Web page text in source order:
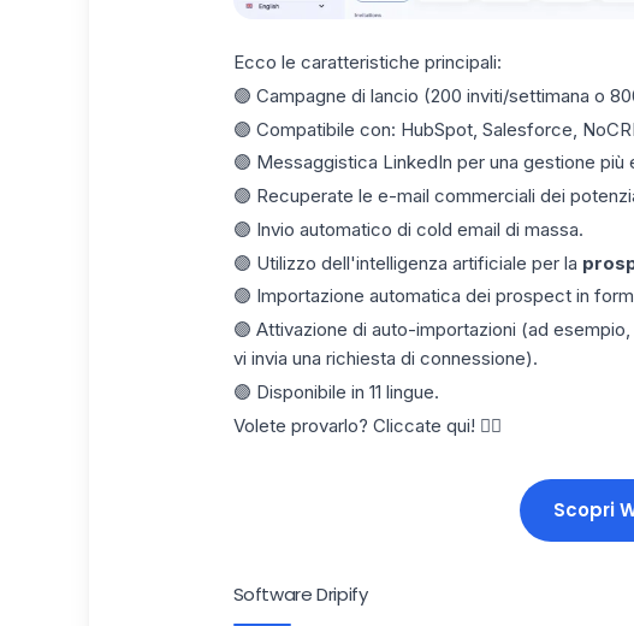
Ecco le caratteristiche principali:
🟣 Campagne di lancio (200 inviti/settimana o
🟣 Compatibile con: HubSpot, Salesforce,
🟣 Messaggistica LinkedIn per una gestione
🟣 Recuperate le e-mail commerciali dei
🟣 Invio automatico di cold email di massa.
🟣 Utilizzo dell'intelligenza artificiale per la
🟣 Importazione automatica dei prospect in
🟣 Attivazione di auto-importazioni (ad
vi invia una richiesta di connessione).
🟣 Disponibile in 11 lingue.
Volete provarlo? Cliccate qui! 👇🏼
Scopri
Software Dripify